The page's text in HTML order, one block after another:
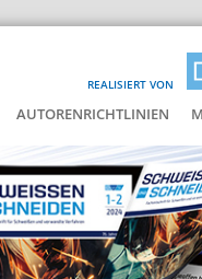
REALISIERT VON
AUTORENRICHTLINIEN